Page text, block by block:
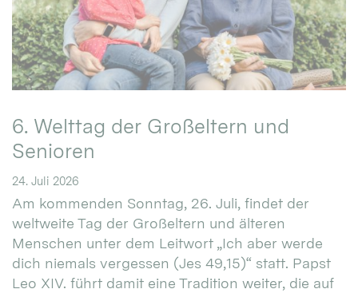
6. Welttag der Großeltern und
Senioren
24. Juli 2026
Am kommenden Sonntag, 26. Juli, findet der
weltweite Tag der Großeltern und älteren
Menschen unter dem Leitwort „Ich aber werde
dich niemals vergessen (Jes 49,15)“ statt. Papst
Leo XIV. führt damit eine Tradition weiter, die auf